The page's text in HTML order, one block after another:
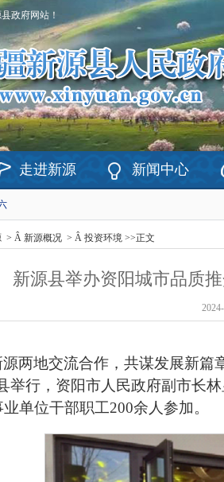
政府网站！
走进新源 新闻中心
> Â 新源概况 > Â 投资环境 >>正文
新源县举办资阳城市品质
两地交流合作，共谋发展新篇
举行，资阳市人民政府副市长
单位干部职工200余人参加。